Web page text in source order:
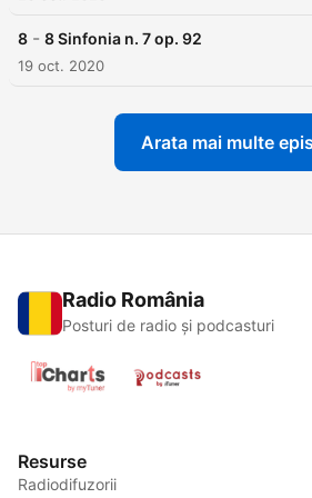
8 - 8 Sinfonia n. 7 op. 92
19 oct. 2020
Arata mai multe
Radio România
Posturi de radio și podcasturi
Resurse
Radiodifuzorii